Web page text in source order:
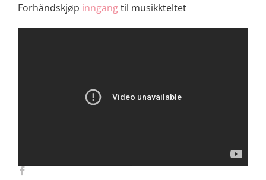
Forhåndskjøp inngangtil musikkteltet